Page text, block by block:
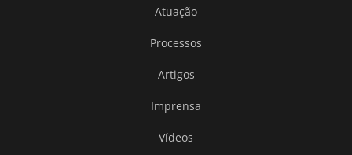
Atuação
Processos
Artigos
Imprensa
Vídeos